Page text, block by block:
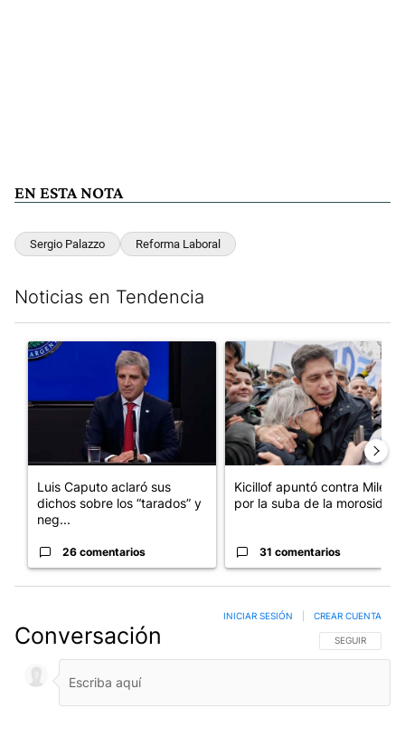
EN ESTA NOTA
Sergio Palazzo Reforma Laboral
Noticias en Tendencia
Un artículo de tendencia con el título "Luis Caputo aclaró sus
Luis Caputo aclaró sus
dichos sobre los “tarados” y
neg...
26 comentarios
Un artículo de tendencia con
Kicillof apuntó contra Milei
por la suba de la morosida...
31 comentarios
Conversación SIGA ESTA
SEGUIR
INICIAR SESIÓN CREAR CUENTA